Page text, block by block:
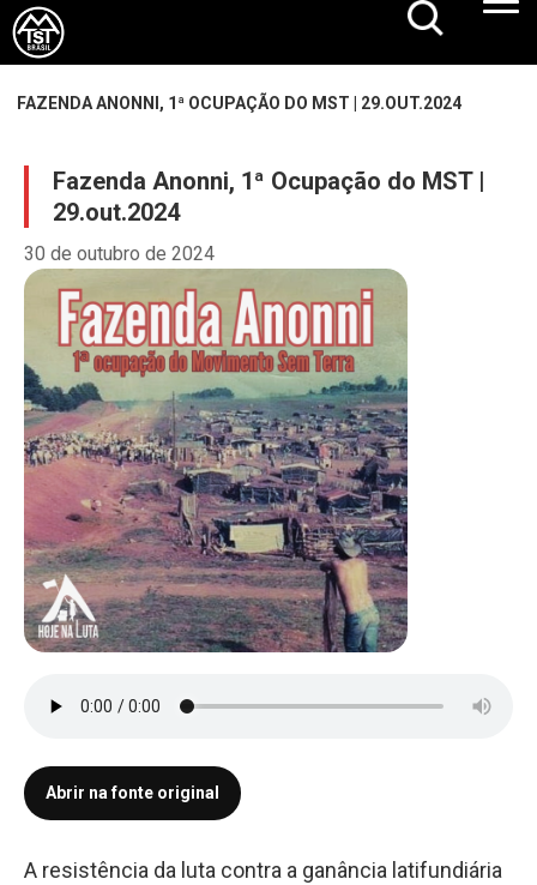
FAZENDA ANONNI, 1ª OCUPAÇÃO DO MST | 29.OUT.2024
Fazenda Anonni, 1ª Ocupação do MST |
29.out.2024
30 de outubro de 2024
Abrir na fonte original
A resistência da luta contra a ganância latifundiária